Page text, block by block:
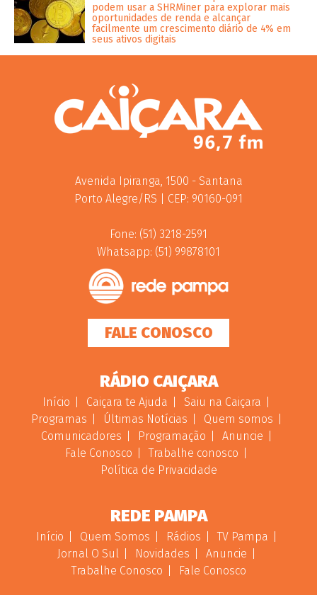
podem usar a SHRMiner para explorar mais
oportunidades de renda e alcançar
facilmente um crescimento diário de 4% em
seus ativos digitais
Avenida Ipiranga, 1500 - Santana
Porto Alegre/RS | CEP: 90160-091
Fone: (51) 3218-2591
Whatsapp: (51) 99878101
FALE CONOSCO
RÁDIO CAIÇARA
Início Caiçara te Ajuda
Saiu na Caiçara
Programas
Últimas Notícias
Quem somos
Comunicadores
Programação
Anuncie
Fale Conosco
Trabalhe conosco
Política de Privacidade
REDE PAMPA
Início Quem Somos Rádios
TV Pampa
Jornal O Sul
Novidades
Anuncie
Trabalhe Conosco
Fale Conosco